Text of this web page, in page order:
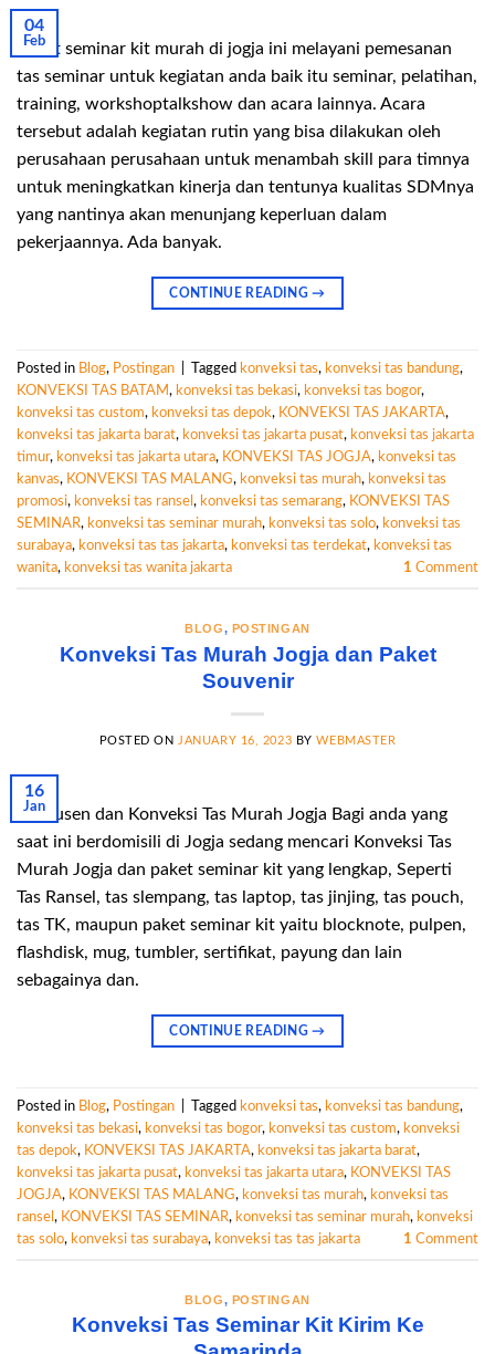
04
Feb
Paket seminar kit murah di jogja ini melayani pemesanan
tas seminar untuk kegiatan anda baik itu seminar, pelatihan,
training, workshoptalkshow dan acara lainnya. Acara
tersebut adalah kegiatan rutin yang bisa dilakukan oleh
perusahaan perusahaan untuk menambah skill para timnya
untuk meningkatkan kinerja dan tentunya kualitas SDMnya
yang nantinya akan menunjang keperluan dalam
pekerjaannya. Ada banyak.
CONTINUE READING→
Posted in Blog, Postingan Tagged konveksi tas, konveksi tas bandung,
KONVEKSI TAS BATAM, konveksi tas bekasi, konveksi tas bogor,
konveksi tas custom, konveksi tas depok, KONVEKSI TAS JAKARTA,
konveksi tas jakarta barat, konveksi tas jakarta pusat, konveksi tas jakarta
timur, konveksi tas jakarta utara, KONVEKSI TAS JOGJA, konveksi tas
kanvas, KONVEKSI TAS MALANG, konveksi tas murah, konveksi tas
promosi, konveksi tas ransel , konveksi tas semarang, KONVEKSI TAS
SEMINAR, konveksi tas seminar murah, konveksi tas solo, konveksi tas
surabaya, konveksi tas tas jakarta, konveksi tas terdekat, konveksi tas
wanita, konveksi tas wanita jakarta 1 Comment
BLOG, POSTINGAN
Konveksi Tas Murah Jogja dan Paket
Souvenir
POSTED ON JANUARY 16, 2023 BYWEBMASTER
16
Jan
Produsen dan Konveksi Tas Murah Jogja Bagi anda yang
saat ini berdomisili di Jogja sedang mencari Konveksi Tas
Murah Jogja dan paket seminar kit yang lengkap, Seperti
Tas Ransel, tas slempang, tas laptop, tas jinjing, tas pouch,
tas TK, maupun paket seminar kit yaitu blocknote, pulpen,
flashdisk, mug, tumbler, sertifikat, payung dan lain
sebagainya dan.
CONTINUE READING→
Posted in Blog, Postingan Tagged konveksi tas, konveksi tas bandung,
konveksi tas bekasi, konveksi tas bogor, konveksi tas custom, konveksi
tas depok, KONVEKSI TAS JAKARTA, konveksi tas jakarta barat,
konveksi tas jakarta pusat, konveksi tas jakarta utara, KONVEKSI TAS
JOGJA, KONVEKSI TAS MALANG, konveksi tas murah, konveksi tas
ransel , KONVEKSI TAS SEMINAR, konveksi tas seminar murah, konveksi
tas solo, konveksi tas surabaya, konveksi tas tas jakarta 1 Comment
BLOG, POSTINGAN
Konveksi Tas Seminar Kit Kirim Ke